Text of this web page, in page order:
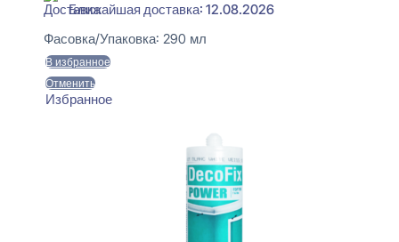
Ближайшая доставка: 12.08.2026
Фасовка/Упаковка: 290 мл
В избранное
Отменить
Избранное